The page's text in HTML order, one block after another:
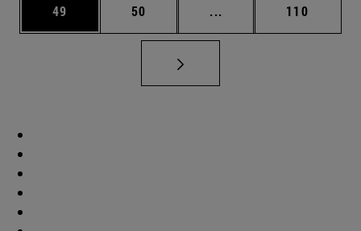
Página
49 Página
50 ... Páginas intermedias
Página
110